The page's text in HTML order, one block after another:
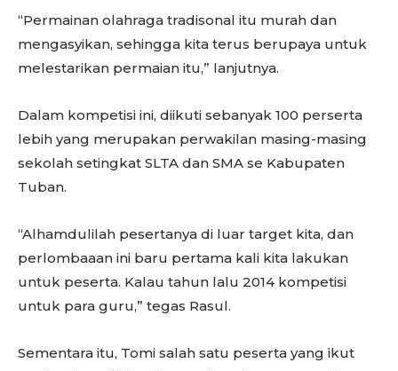
“Permainan olahraga tradisonal itu murah dan
mengasyikan, sehingga kita terus berupaya untuk
melestarikan permaian itu,” lanjutnya.
Dalam kompetisi ini, diikuti sebanyak 100 perserta
lebih yang merupakan perwakilan masing-masing
sekolah setingkat SLTA dan SMA se Kabupaten
Tuban.
“Alhamdulilah pesertanya di luar target kita, dan
perlombaaan ini baru pertama kali kita lakukan
untuk peserta. Kalau tahun lalu 2014 kompetisi
untuk para guru,” tegas Rasul.
Sementara itu, Tomi salah satu peserta yang ikut